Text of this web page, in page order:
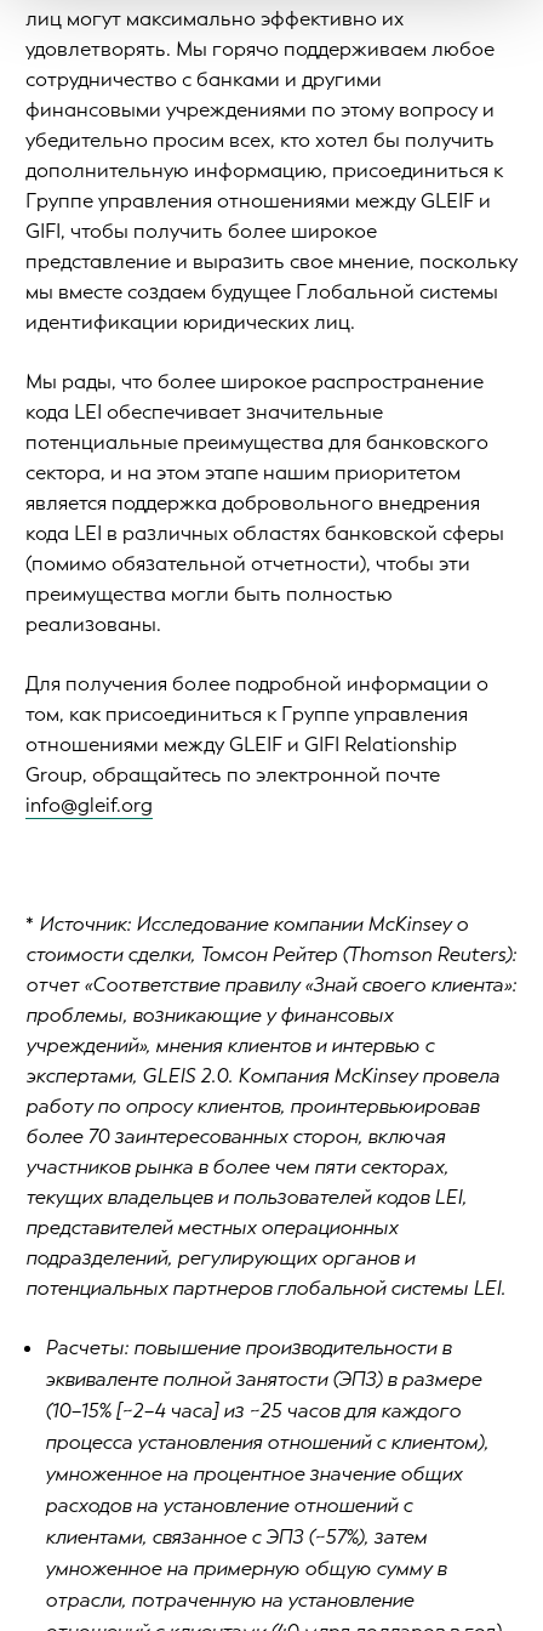
лиц могут максимально эффективно их
удовлетворять. Мы горячо поддерживаем любое
сотрудничество с банками и другими
финансовыми учреждениями по этому вопросу и
убедительно просим всех, кто хотел бы получить
дополнительную информацию, присоединиться к
Группе управления отношениями между GLEIF и
GIFI, чтобы получить более широкое
представление и выразить свое мнение, поскольку
мы вместе создаем будущее Глобальной системы
идентификации юридических лиц.
Мы рады, что более широкое распространение
кода LEI обеспечивает значительные
потенциальные преимущества для банковского
сектора, и на этом этапе нашим приоритетом
является поддержка добровольного внедрения
кода LEI в различных областях банковской сферы
(помимо обязательной отчетности), чтобы эти
преимущества могли быть полностью
реализованы.
Для получения более подробной информации о
том, как присоединиться к Группе управления
отношениями между GLEIF и GIFI Relationship
Group, обращайтесь по электронной почте
info@gleif.org
* Источник: Исследование компании McKinsey о
стоимости сделки, Томсон Рейтер (Thomson Reuters):
отчет «Соответствие правилу «Знай своего клиента»:
проблемы, возникающие у финансовых
учреждений», мнения клиентов и интервью с
экспертами, GLEIS 2.0. Компания McKinsey провела
работу по опросу клиентов, проинтервьюировав
более 70 заинтересованных сторон, включая
участников рынка в более чем пяти секторах,
текущих владельцев и пользователей кодов LEI,
представителей местных операционных
подразделений, регулирующих органов и
потенциальных партнеров глобальной системы LEI.
Расчеты: повышение производительности в
эквиваленте полной занятости (ЭПЗ) в размере
(10–15% [~2–4 часа] из ~25 часов для каждого
процесса установления отношений с клиентом),
умноженное на процентное значение общих
расходов на установление отношений с
клиентами, связанное с ЭПЗ (~57%), затем
умноженное на примерную общую сумму в
отрасли, потраченную на установление